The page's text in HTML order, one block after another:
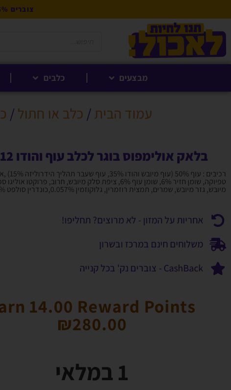
צוברים 5% לקנייה הבאה בנקודות לחברי מועדון
מבצעים כלבים
עמוד הבית / כלב או חתול /
בלאק אולימפוס בוגר לכלב עוף והודו 12 ק"ג
רכיבים : עוף 50%
טפיוקה, שומן חזיר 6%, שומן עוף 6%, ציפת סלק מיובש, חרוב,
מיובש, גזר מיובש, שמרים, תמצית רוזמרין, גלוקוזמין 0.057%,כונדרין סולפט 0.04%
אחריות על המזון - לא מרוצים? תחליפו!
משלוחים חינם במרכז ובשרון
CashBack - צוברים נק' בכל קנייה
14.00 Reward Points
₪280.00
1 במלאי